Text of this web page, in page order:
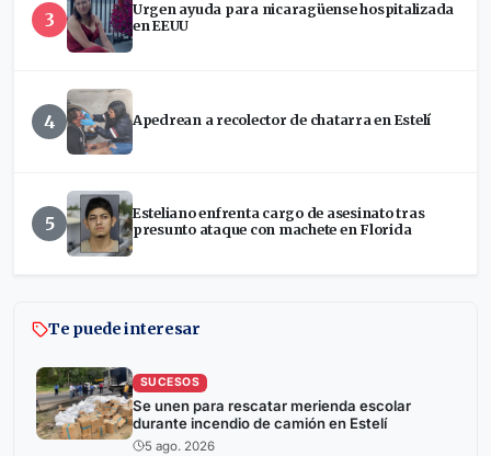
3
Urgen ayuda para nicaragüense hospitalizada
en EEUU
4 Apedrean a recolector de chatarra en Estelí
5
Esteliano enfrenta cargo de asesinato tras
presunto ataque con machete en Florida
Te puede interesar
SUCESOS
Se unen para rescatar merienda escolar
durante incendio de camión en Estelí
5 ago. 2026